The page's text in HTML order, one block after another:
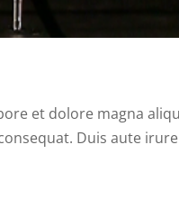
et dolore magna
Duis aute